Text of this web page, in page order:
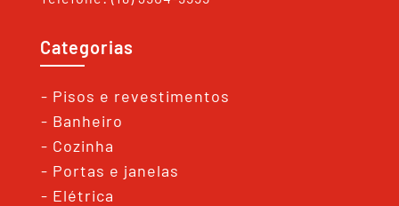
Categorias
- Pisos e revestimentos
- Banheiro
- Cozinha
- Portas e janelas
- Elétrica